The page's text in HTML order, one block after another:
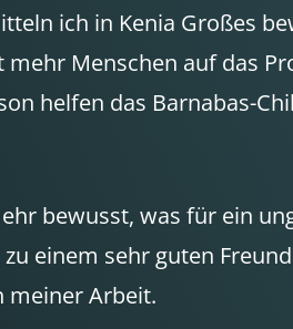
ich in Kenia Großes
Menschen auf das
helfen das Barnabas-
bewusst, was für ein
einem sehr guten
meiner Arbeit.